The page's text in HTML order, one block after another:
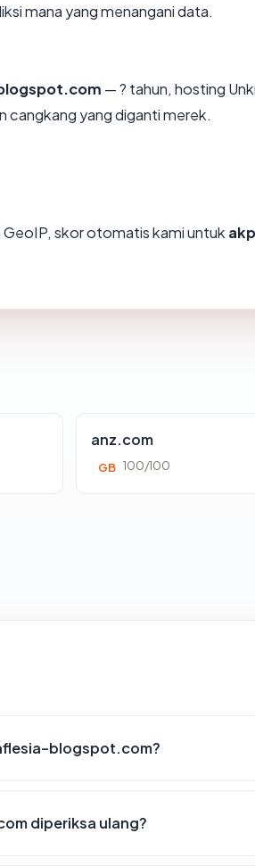
mana yang menangani data.
— ? tahun, hosting
cangkang yang diganti merek.
GeoIP, skor otomatis kami untuk
anz.com
GB 100/100
blogspot.com?
diperiksa ulang?